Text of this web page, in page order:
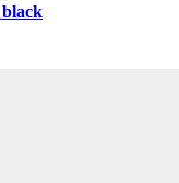
black